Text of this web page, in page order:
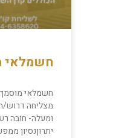
חשמלאי
חשמלאי
מצליחה
יתרוןנסיון